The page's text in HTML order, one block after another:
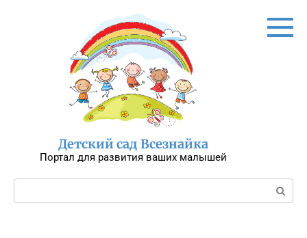
Детский сад Всезнайка
Портал для развития ваших малышей
Поиск: